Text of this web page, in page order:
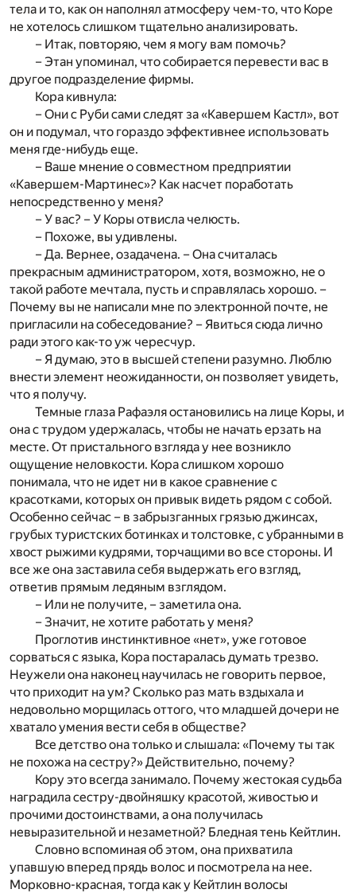
тела и то, как он наполнял атмосферу чем-то, что Коре
не хотелось слишком тщательно анализировать.
– Итак, повторяю, чем я могу вам помочь?
– Этан упоминал, что собирается перевести вас в
другое подразделение фирмы.
Кора кивнула:
– Они с Руби сами следят за «Кавершем Кастл», вот
он и подумал, что гораздо эффективнее использовать
меня где-нибудь еще.
– Ваше мнение о совместном предприятии
«Кавершем-Мартинес»? Как насчет поработать
непосредственно у меня?
– У вас? – У Коры отвисла челюсть.
– Похоже, вы удивлены.
– Да. Вернее, озадачена. – Она считалась
прекрасным администратором, хотя, возможно, не о
такой работе мечтала, пусть и справлялась хорошо. –
Почему вы не написали мне по электронной почте, не
пригласили на собеседование? – Явиться сюда лично
ради этого как-то уж чересчур.
– Я думаю, это в высшей степени разумно. Люблю
внести элемент неожиданности, он позволяет увидеть,
что я получу.
Темные глаза Рафаэля остановились на лице Коры, и
она с трудом удержалась, чтобы не начать ерзать на
месте. От пристального взгляда у нее возникло
ощущение неловкости. Кора слишком хорошо
понимала, что не идет ни в какое сравнение с
красотками, которых он привык видеть рядом с собой.
Особенно сейчас – в забрызганных грязью джинсах,
грубых туристских ботинках и толстовке, с убранными в
хвост рыжими кудрями, торчащими во все стороны. И
все же она заставила себя выдержать его взгляд,
ответив прямым ледяным взглядом.
– Или не получите, – заметила она.
– Значит, не хотите работать у меня?
Проглотив инстинктивное «нет», уже готовое
сорваться с языка, Кора постаралась думать трезво.
Неужели она наконец научилась не говорить первое,
что приходит на ум? Сколько раз мать вздыхала и
недовольно морщилась оттого, что младшей дочери не
хватало умения вести себя в обществе?
Все детство она только и слышала: «Почему ты так
не похожа на сестру?» Действительно, почему?
Кору это всегда занимало. Почему жестокая судьба
наградила сестру-двойняшку красотой, живостью и
прочими достоинствами, а она получилась
невыразительной и незаметной? Бледная тень Кейтлин.
Словно вспоминая об этом, она прихватила
упавшую вперед прядь волос и посмотрела на нее.
Морковно-красная, тогда как у Кейтлин волосы